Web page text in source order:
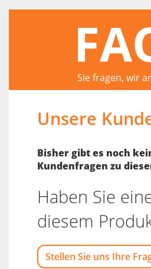
Sie fragen, wir
Unsere
Bisher gibt es noch
Kundenfragen zu
Haben Sie
diesem
Stellen Sie uns Ihre